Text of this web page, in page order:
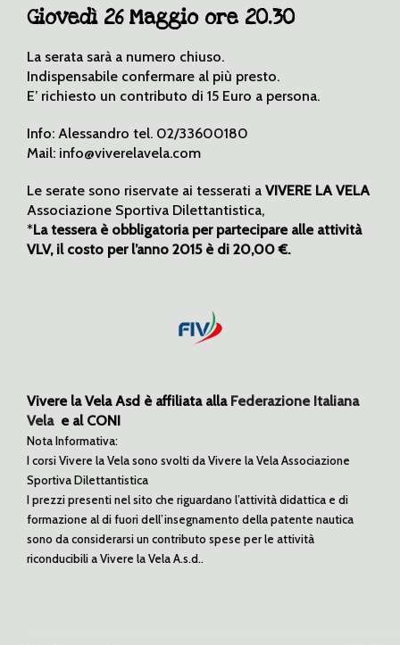
Giovedì 26 Maggio ore 20.30
La serata sarà a numero chiuso.
Indispensabile confermare al più presto.
E’ richiesto un contributo di 15 Euro a persona.
Info: Alessandro tel. 02/33600180
Mail: info@viverelavela.com
Le serate sono riservate ai tesserati a VIVERE LA VELA
Associazione Sportiva Dilettantistica,
*La tessera è obbligatoria per partecipare alle attività
VLV, il costo per l’anno 2015 è di 20,00 €.
Vivere la Vela Asd è affiliata alla Federazione Italiana
Velae al CONI
Nota Informativa:
I corsi Vivere la Vela sono svolti da Vivere la Vela Associazione
Sportiva Dilettantistica
I prezzi presenti nel sito che riguardano l’attività didattica e di
formazione al di fuori dell’insegnamento della patente nautica
sono da considerarsi un contributo spese per le attività
riconducibili a Vivere la Vela A.s.d..